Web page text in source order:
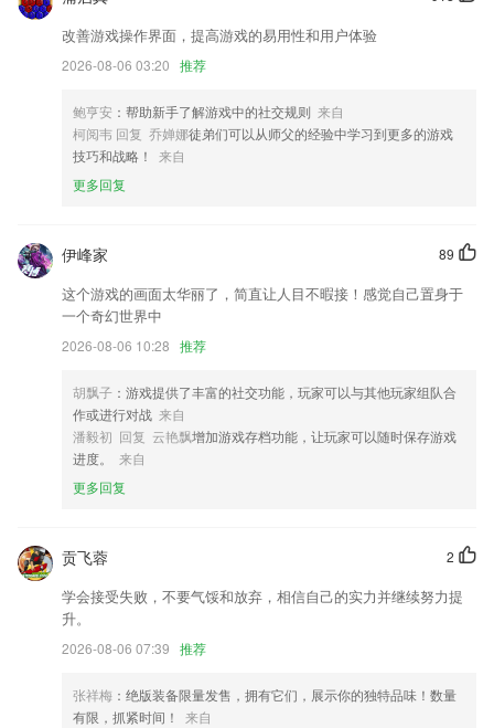
优化单据行操作流程
优化线上体验
事件群聊页面附近视频点播支持关闭操作；
小说创作支持角色分组管理，再也不用担心角色找不到了
优化界面，提升视觉体验
联系我们
以上就是彩票139软件下载的介绍，如果您喜欢这款软件，您可以到应用
改善游戏操作界面，提高游戏的易用性和用户体验
2026-08-06 03:20 推荐
鲍亨安 ：帮助新手了解游戏中的社交规则 来自
柯阅韦 回复 乔婵娜徒弟们可以从师父的经验中学习到更多的游戏
技巧和战略！
来自
更多回复
89
伊峰家
这个游戏的画面太华丽了，简直让人目不暇接！感觉自己置身于
一个奇幻世界中
2026-08-06 10:28 推荐
胡飘子 ：游戏提供了丰富的社交功能，玩家可以与其他玩家组队合
作或进行对战 来自
潘毅初 回复 云艳飘增加游戏存档功能，让玩家可以随时保存游戏
进度。
来自
更多回复
2
贡飞蓉
学会接受失败，不要气馁和放弃，相信自己的实力并继续努力提
升。
2026-08-06 07:39 推荐
张祥梅 ：绝版装备限量发售，拥有它们，展示你的独特品味！数量
有限，抓紧时间！
来自